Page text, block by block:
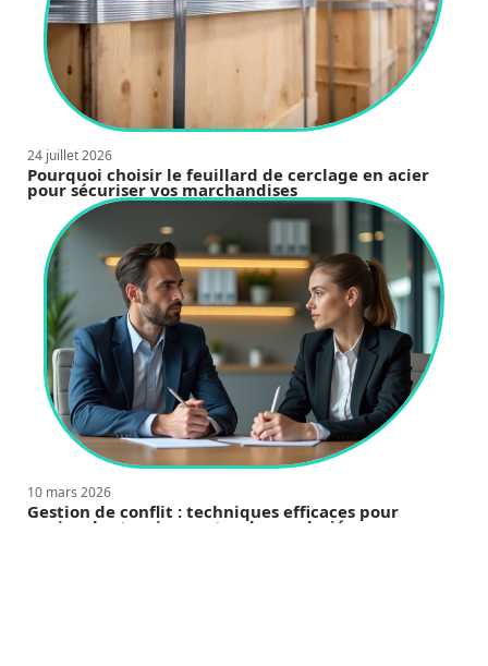
24 juillet 2026
Pourquoi choisir le feuillard de cerclage en acier
pour sécuriser vos marchandises
10 mars 2026
Gestion de conflit : techniques efficaces pour
apaiser les tensions entre deux salariés